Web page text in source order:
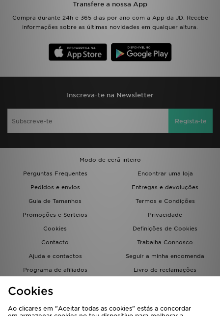
Transfere a nossa App
Compra durante 24h e 365 dias por ano com a App da JD. Recebe
informações sobre as últimas novidades em qualquer altura.
Inscreva-te na Newsletter
Regista-te
Modo de ecrã inteiro
Perguntas Frequentes
Encontrar uma loja
Pedidos e envios
Entregas e devoluções
Guia de Tamanhos
Termos e Condições
Promoções e Sorteios
Privacidade
Cookies
Definições de Cookies
Contacto
Trabalha Connosco
Ajuda e contactos
Seguir a minha encomenda
Programa de afiliados
Livro de reclamações
Cookies
Ao clicares em "Aceitar todas as cookies" estás a concordar